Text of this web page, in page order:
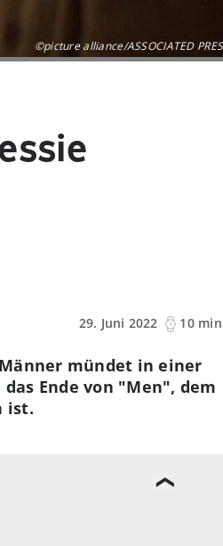
©picture alliance/ASSOCIATED
29. Juni 2022
10
mündet in einer
Ende von "Men", dem
ist.